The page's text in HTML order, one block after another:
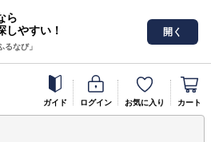
ら
しやすい！
なび」
開く
ガイド ログイン お気に入り カート